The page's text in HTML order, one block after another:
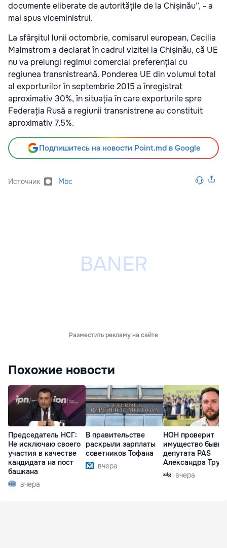
documente eliberate de autoritățile de la Chișinău”, - a
mai spus viceministrul.
La sfârșitul lunii octombrie, comisarul european, Cecilia
Malmstrom a declarat în cadrul vizitei la Chișinău, că UE
nu va prelungi regimul comercial preferențial cu
regiunea transnistreană. Ponderea UE din volumul total
al exporturilor în septembrie 2015 a înregistrat
aproximativ 30%, în situația în care exporturile spre
Federația Rusă a regiunii transnistrene au constituit
aproximativ 7,5%.
Подпишитесь на новости Point.md в Google
Источник Mbc
Разместить рекламу на сайте
Похожие новости
Председатель НСГ:
Не исключаю своего
участия в качестве
кандидата на пост
башкана
вчера
В правительстве
раскрыли зарплаты
советников Тофана
вчера
НОН проверит
имущество
депутата PAS
Александра
вчера